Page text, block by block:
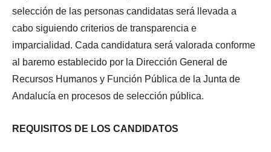
selección de las personas candidatas será llevada a
cabo siguiendo criterios de transparencia e
imparcialidad. Cada candidatura será valorada conforme
al baremo establecido por la Dirección General de
Recursos Humanos y Función Pública de la Junta de
Andalucía en procesos de selección pública.
REQUISITOS DE LOS CANDIDATOS